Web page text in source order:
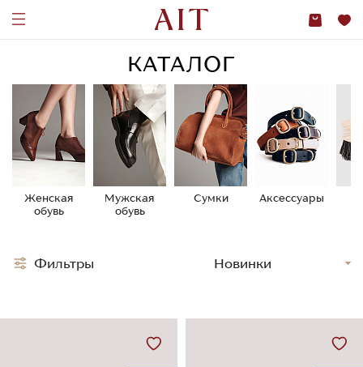
КАТАЛОГ
Женская
обувь
Мужская
обувь
Сумки Аксессуары
Фильтры